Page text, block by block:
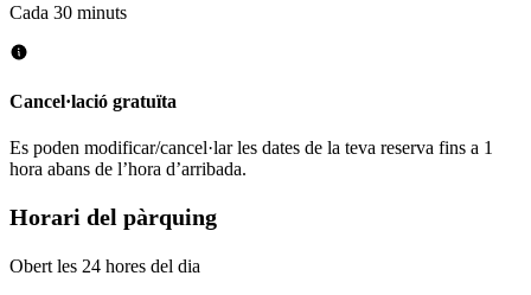
Cada 30 minuts
Cancel·lació gratuïta
Es poden modificar/cancel·lar les dates de la teva reserva fins a 1
hora abans de l’hora d’arribada.
Horari del pàrquing
Obert les 24 hores del dia